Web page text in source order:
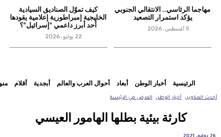
مهاجما الرئاسي.. الانتقالي الجنوبي
يؤكد استمرار التصعيد
5 أغسطس، 2026
كيف تموّل الصناديق السيادية
الخليجية إمبراطورية إعلامية يقودها
أحد أبرز داعمي “إسرائيل”؟
22 يوليو، 2026